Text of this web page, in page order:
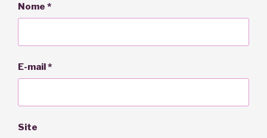
Nome *
E-mail*
Site